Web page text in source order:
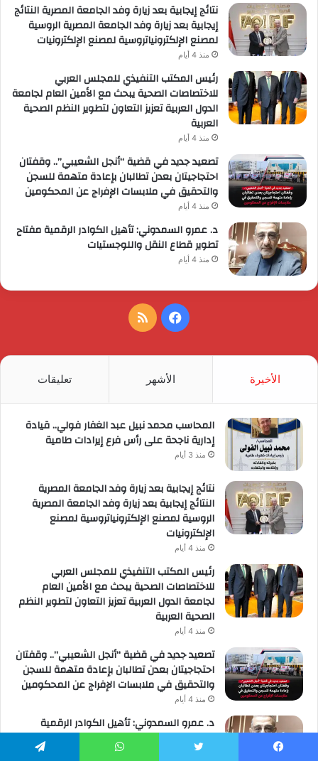
نتائج إيجابية بعد زيارة وفد الجامعة المصرية النتائج
إيجابية بعد زيارة وفد الجامعة المصرية الروسية
لمصنع الإلكترونياتروسية لمصنع الإلكترونيات
منذ 4 أيام
رئيس المكتب التنفيذي للمجلس العربي
للاختصاصات الصحية يبحث مع الأمين العام لجامعة
الدول العربية تعزيز التعاون لتطوير النظم الصحية
العربية
منذ 4 أيام
تصعيد جديد في قضية “أنجل الشعيبي”.. وقفتان
احتجاجيتان بعدن تطالبان بإعادة متهمة للسجن
والتحقيق في ملابسات الإفراج عن المحكومين
منذ 4 أيام
د. عمرو السمدوني: تأهيل الكوادر الرقمية مفتاح
تطوير قطاع النقل واللوجستيات
منذ 4 أيام
فيسبوكملخص
الأخيرة الأشهر تعليقات
المحاسب محمد نبيل عبد الغفار فولي.. قيادة
إدارية ناجحة على رأس فرع إيرادات طامية
منذ 3 أيام
نتائج إيجابية بعد زيارة وفد الجامعة المصرية
النتائج إيجابية بعد زيارة وفد الجامعة المصرية
الروسية لمصنع الإلكترونياتروسية لمصنع
الإلكترونيات
منذ 4 أيام
رئيس المكتب التنفيذي للمجلس العربي
للاختصاصات الصحية يبحث مع الأمين العام
لجامعة الدول العربية تعزيز التعاون لتطوير النظم
الصحية العربية
منذ 4 أيام
تصعيد جديد في قضية “أنجل الشعيبي”.. وقفتان
احتجاجيتان بعدن تطالبان بإعادة متهمة للسجن
والتحقيق في ملابسات الإفراج عن المحكومين
منذ 4 أيام
د. عمرو السمدوني: تأهيل الكوادر الرقمية
مفتاح تطوير قطاع النقل واللوجستيات
منذ 4 أيام